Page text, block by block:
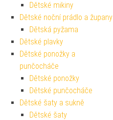
Dětské mikiny
Dětské noční prádlo a župany
Dětská pyžama
Dětské plavky
Dětské ponožky a
punčocháče
Dětské ponožky
Dětské punčocháče
Dětské šaty a sukně
Dětské šaty